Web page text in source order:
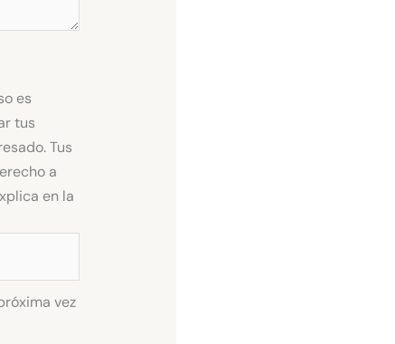
es
tus
Tus
a
en la
vez